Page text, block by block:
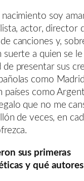
nacimiento soy
actor, director
canciones y,
suerte a quien se le
presentar sus
como
países como
que no me
de veces, en
sus primeras
y qué